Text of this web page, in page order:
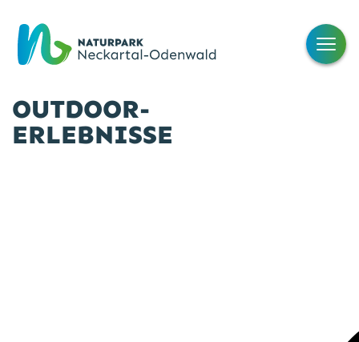
OUTDOOR-
ERLEBNISSE